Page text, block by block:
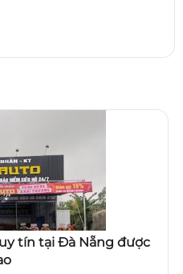
tín tại Đà Nẵng được